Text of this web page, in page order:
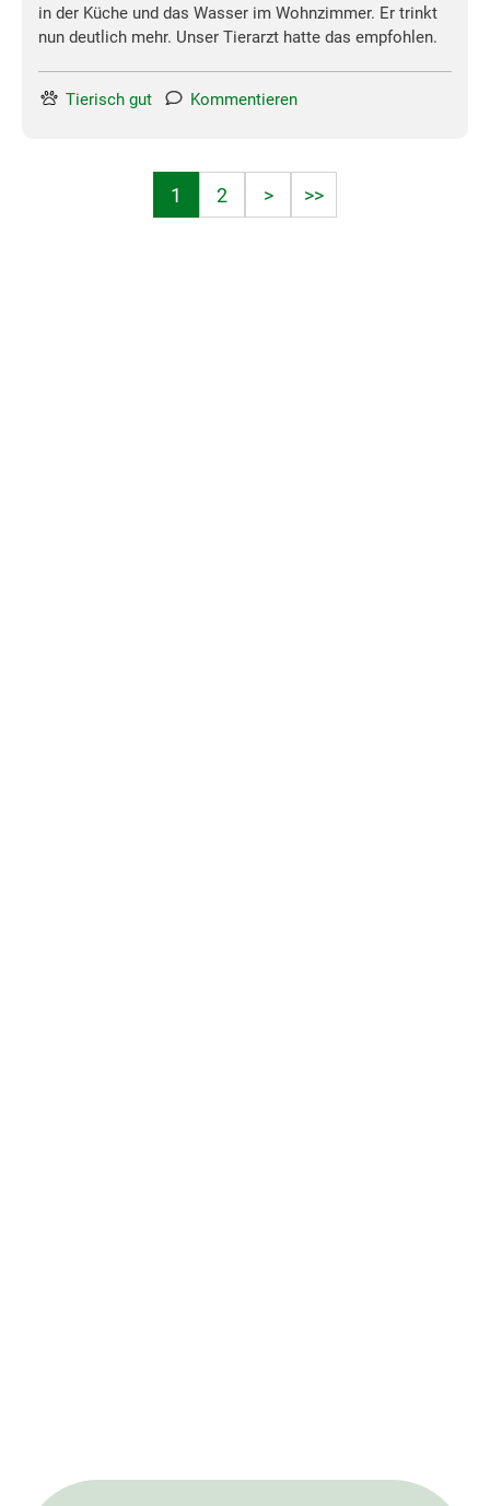
in der Küche und das Wasser im Wohnzimmer. Er trinkt
nun deutlich mehr. Unser Tierarzt hatte das empfohlen.
Tierisch gut Kommentieren
1 2 > >>